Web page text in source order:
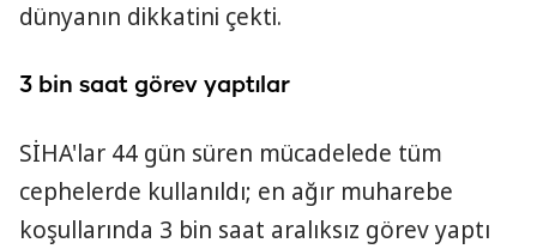
dünyanın dikkatini çekti.
3 bin saat görev yaptılar
SİHA'lar 44 gün süren mücadelede tüm
cephelerde kullanıldı; en ağır muharebe
koşullarında 3 bin saat aralıksız görev yaptı